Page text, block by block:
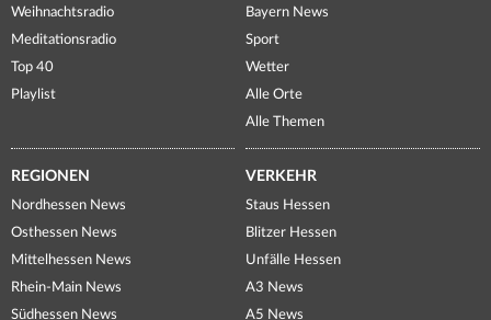
Weihnachtsradio
Meditationsradio
Top 40
Playlist
Bayern News
Sport
Wetter
Alle Orte
Alle Themen
REGIONEN
Nordhessen News
Osthessen News
Mittelhessen News
Rhein-Main News
Südhessen News
VERKEHR
Staus Hessen
Blitzer Hessen
Unfälle Hessen
A3 News
A5 News